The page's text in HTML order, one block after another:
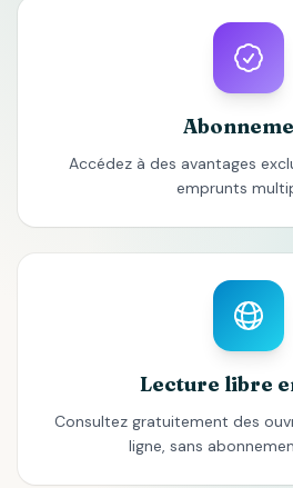
Accédez à des avantages
emprunts
Lecture libre
Consultez gratuitement des
ligne, sans